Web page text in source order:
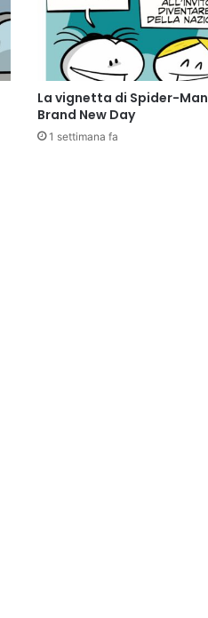
La vignetta di Spider-
Brand New Day
1 settimana fa